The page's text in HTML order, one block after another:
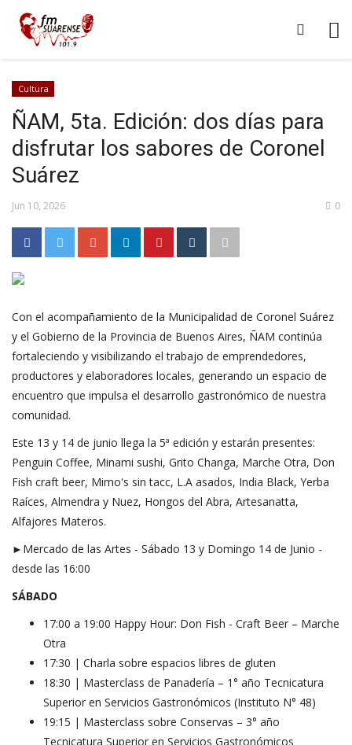
Cultura
ÑAM, 5ta. Edición: dos días para
disfrutar los sabores de Coronel
Suárez
Jun 10, 2026 0
Con el acompañamiento de la Municipalidad de Coronel Suárez
y el Gobierno de la Provincia de Buenos Aires, ÑAM continúa
fortaleciendo y visibilizando el trabajo de emprendedores,
productores y elaboradores locales, generando un espacio de
encuentro que impulsa el desarrollo gastronómico de nuestra
comunidad.
Este 13 y 14 de junio llega la 5ª edición y estarán presentes:
Penguin Coffee, Minami sushi, Grito Changa, Marche Otra, Don
Fish craft beer, Mimo's sin tacc, L.A asados, India Black, Yerba
Raíces, Almendra y Nuez, Hongos del Abra, Artesanatta,
Alfajores Materos.
►Mercado de las Artes - Sábado 13 y Domingo 14 de Junio -
desde las 16:00
SÁBADO
17:00 a 19:00 Happy Hour: Don Fish - Craft Beer – Marche
Otra
17:30 | Charla sobre espacios libres de gluten
18:30 | Masterclass de Panadería – 1° año Tecnicatura
Superior en Servicios Gastronómicos (Instituto N° 48)
19:15 | Masterclass sobre Conservas – 3° año
Tecnicatura Superior en Servicios Gastronómicos